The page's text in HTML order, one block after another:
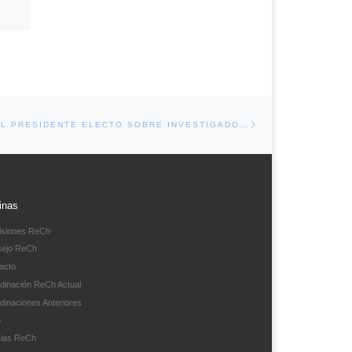
ReCh
ReCh
ReCh Actual
Anteriores
ReCh